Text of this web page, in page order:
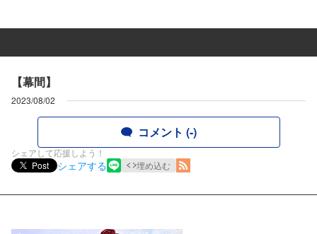
【幕間】
2023/08/02
コメント (-)
シェアして応援しよう！
Post
シェアする 埋め込む